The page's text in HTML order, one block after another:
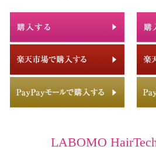
LABOMO